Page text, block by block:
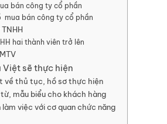
bán công ty cổ phần
mua bán công ty cổ phần
hai thành viên trở lên
sẽ thực hiện
về thủ tục, hồ sơ thực hiện
mẫu biểu cho khách hàng
làm việc với cơ quan chức năng